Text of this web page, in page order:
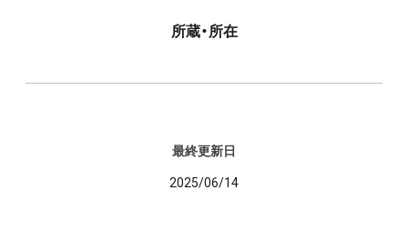
所蔵・所在
最終更新日
2025/06/14